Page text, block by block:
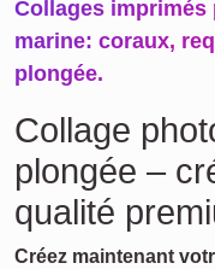
Collages imprimés
marine: coraux,
plongée.
Collage
plongée –
qualité
Créez maintenant